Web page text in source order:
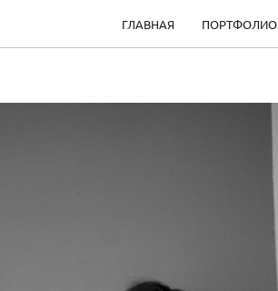
ГЛАВНАЯ ПОРТФОЛИО